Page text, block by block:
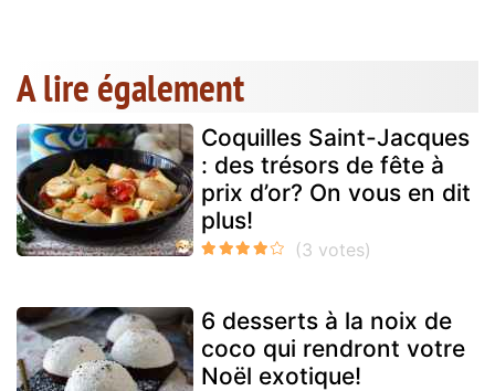
A lire également
Coquilles Saint-Jacques
: des trésors de fête à
prix d’or? On vous en dit
plus!
6 desserts à la noix de
coco qui rendront votre
Noël exotique!